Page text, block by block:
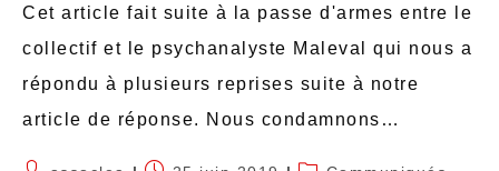
Cet article fait suite à la passe d'armes entre le
collectif et le psychanalyste Maleval qui nous a
répondu à plusieurs reprises suite à notre
article de réponse. Nous condamnons…